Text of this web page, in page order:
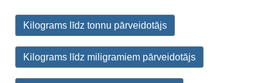
Kilograms līdz tonnu pārveidotājs
Kilograms līdz miligramiem pārveidotājs